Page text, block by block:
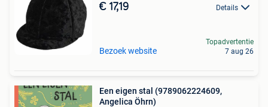
€ 17,19 Details
Bezoek website
Topadvertentie
7 aug 26
Een eigen stal (9789062224609,
Angelica Öhrn)